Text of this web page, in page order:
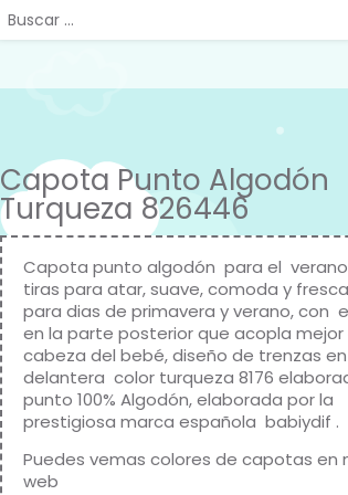
Capota Punto Algodón
Turqueza 826446
Capota punto algodón para el
tiras para atar, suave, comoda y
para dias de primavera y verano, con
en la parte posterior que acopla mejor
cabeza del bebé, diseño de trenzas
delantera color turqueza 8176
punto 100% Algodón, elaborada por la
prestigiosa marca española babiydif .
Puedes vemas colores de capotas en
web